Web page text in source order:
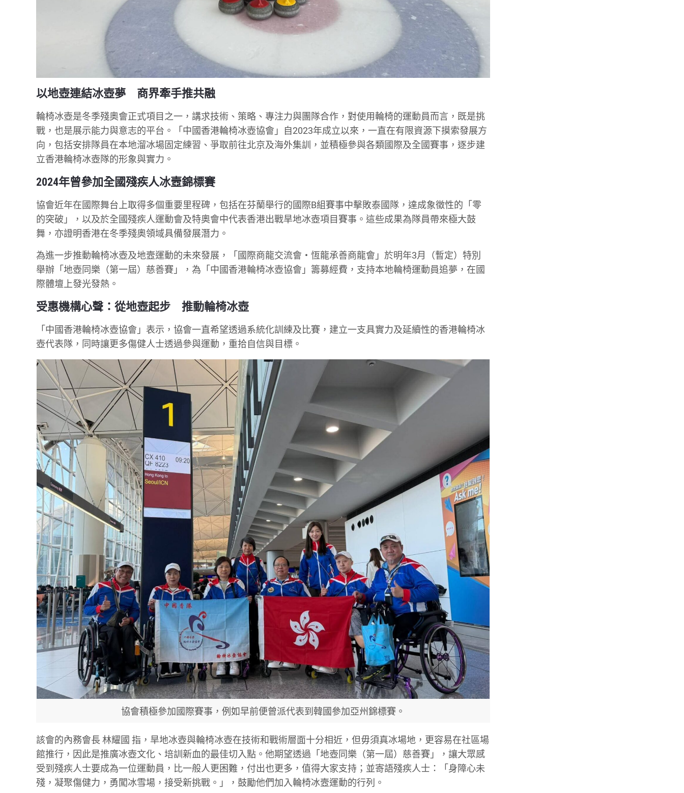
以地壺連結冰壺夢 商界牽手推共融
輪椅冰壺是冬季殘奧會正式項目之一，講求技術、策略、專注力與團隊合作，對使用輪椅的運動員而言，既是挑
戰，也是展示能力與意志的平台。「中國香港輪椅冰壺協會」自2023年成立以來，一直在有限資源下摸索發展方
向，包括安排隊員在本地溜冰場固定練習、爭取前往北京及海外集訓，並積極參與各類國際及全國賽事，逐步建
立香港輪椅冰壺隊的形象與實力。
2024年曾參加全國殘疾人冰壼錦標賽
協會近年在國際舞台上取得多個重要里程碑，包括在芬蘭舉行的國際B組賽事中擊敗泰國隊，達成象徵性的「零
的突破」，以及於全國殘疾人運動會及特奧會中代表香港出戰旱地冰壺項目賽事。這些成果為隊員帶來極大鼓
舞，亦證明香港在冬季殘奧領域具備發展潛力。
為進一步推動輪椅冰壺及地壼運動的未來發展，「國際商龍交流會・恆龍承善商龍會」於明年3月（暫定）特別
舉辦「地壺同樂（第一屆）慈善賽」，為「中國香港輪椅冰壺協會」籌募經費，支持本地輪椅運動員追夢，在國
際體壇上發光發熱。
受惠機構心聲：從地壺起步 推動輪椅冰壺
「中國香港輪椅冰壺協會」表示，協會一直希望透過系統化訓練及比賽，建立一支具實力及延續性的香港輪椅冰
壺代表隊，同時讓更多傷健人士透過參與運動，重拾自信與目標。
協會積極參加國際賽事，例如早前便曾派代表到韓國參加亞州錦標賽。
該會的內務會長 林耀國 指，旱地冰壺與輪椅冰壺在技術和戰術層面十分相近，但毋須真冰場地，更容易在社區場
館推行，因此是推廣冰壺文化、培訓新血的最佳切入點。他期望透過「地壺同樂（第一屆）慈善賽」，讓大眾感
受到殘疾人士要成為一位運動員，比一般人更困難，付出也更多，值得大家支持；並寄語殘疾人士：「身障心未
殘，凝聚傷健力，勇闖冰雪場，接受新挑戰。」，鼓勵他們加入輪椅冰壼運動的行列。